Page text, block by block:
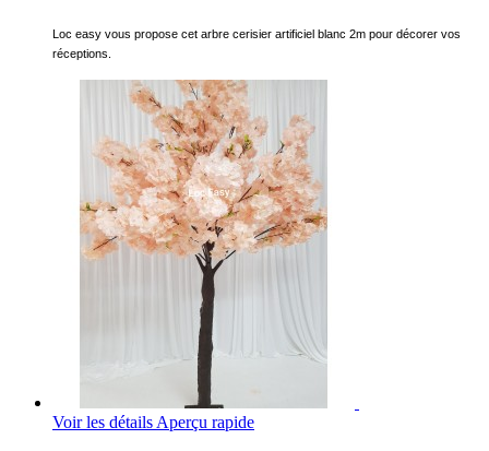
Loc easy vous propose cet arbre cerisier artificiel blanc 2m pour décorer vos
réceptions.
Voir les détails Aperçu rapide